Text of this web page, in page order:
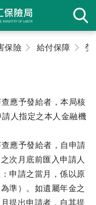
保險 給付保障
應予發給者，本局核
人指定之本人金融機
應予發給者，自申請
次月底前匯入申請人
申請之當月，係以原
準）。如遺屬年金之
提出申請者，自其提